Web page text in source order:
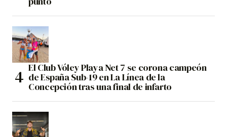
El Club Vóley Playa Net 7 se corona campeón
de España Sub-19 en La Línea de la
Concepción tras una final de infarto